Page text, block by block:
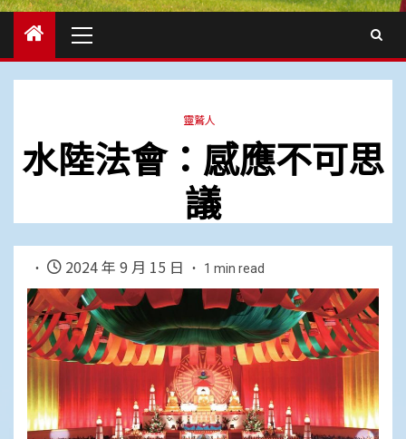
Menu
靈鷲人
水陸法會：感應不可思
議
2024 年 9 月 15 日 1 min read